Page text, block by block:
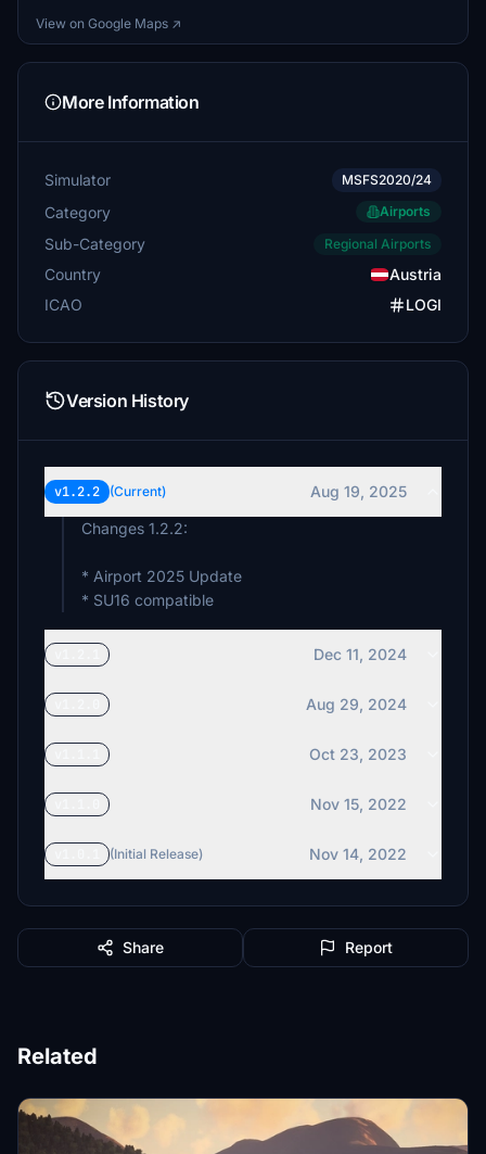
View on Google Maps ↗
More Information
Simulator MSFS2020/24
Category Airports
Sub-Category Regional Airports
Country
Austria
ICAO
LOGI
Version History
v1.2.2 (Current)
Aug 19, 2025
Changes 1.2.2:
* Airport 2025 Update
* SU16 compatible
Dec 11, 2024
Aug 29, 2024
Oct 23, 2023
Nov 15, 2022
(Initial Release) Nov 14, 2022
Share Report
Related